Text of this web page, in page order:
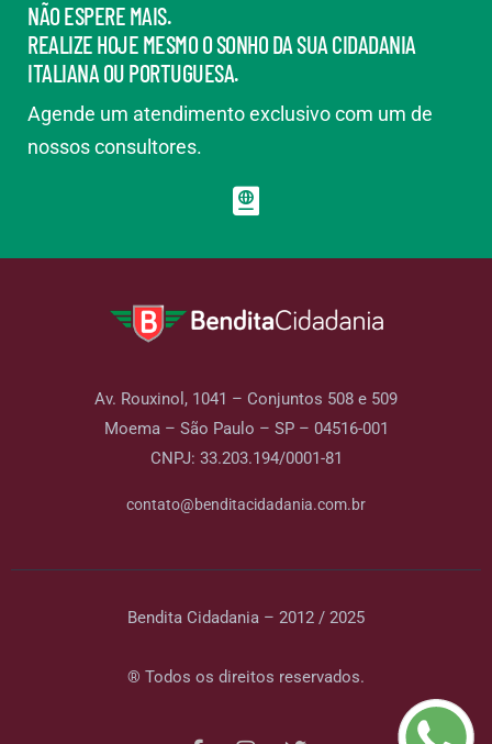
NÃO ESPERE MAIS.
REALIZE HOJE MESMO O SONHO DA SUA CIDADANIA
ITALIANA OU PORTUGUESA.
Agende um atendimento exclusivo com um de
nossos consultores.
Av. Rouxinol, 1041 – Conjuntos 508 e 509
Moema – São Paulo – SP – 04516-001
CNPJ: 33.203.194/0001-81
contato@benditacidadania.com.br
Bendita Cidadania – 2012 / 2025
® Todos os direitos reservados.